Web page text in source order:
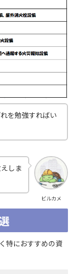
を勉強すればい
ビルカメ
しま
特におすすめの資